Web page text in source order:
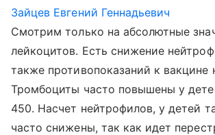
Зайцев Евгений Геннадьевич
Смотрим только на абсолютные
лейкоцитов. Есть снижение
также противопоказаний к вакцине
Тромбоциты часто повышены у
450. Насчет нейтрофилов, у детей
часто снижены, так как идет